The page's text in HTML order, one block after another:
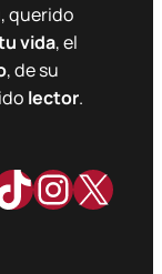
querido
vida, el
, de su
lector.
X